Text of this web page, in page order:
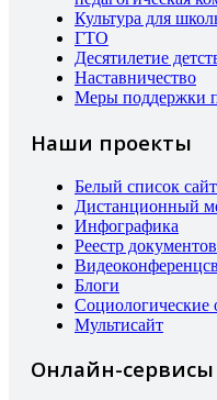
Культура для
ГТО
Десятилетие
Наставничество
Меры поддержки
Наши проекты
Белый список
Дистанционный
Инфографика
Реестр документов
Блоги
Социологические
Мультисайт
Онлайн-сервисы